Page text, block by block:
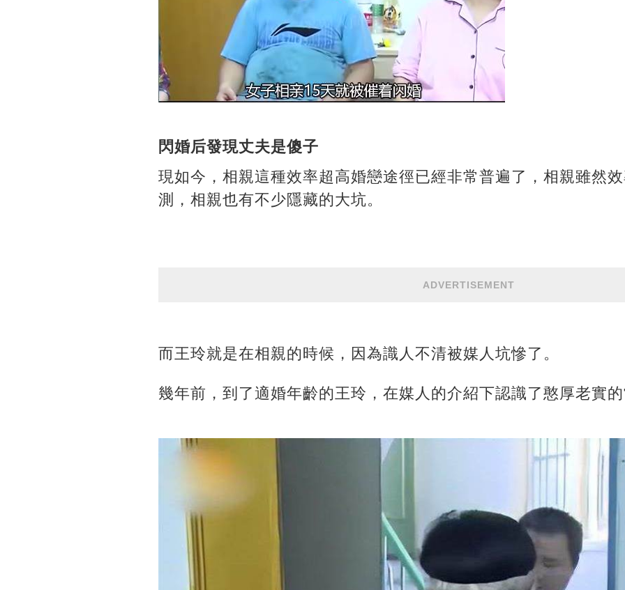
閃婚后發現丈夫是傻子
現如今，相親這種效率超高婚戀途徑已經非常普遍了，相親雖然
測，相親也有不少隱藏的大坑。
ADVERTISEMENT
而王玲就是在相親的時候，因為識人不清被媒人坑慘了。
幾年前，到了適婚年齡的王玲，在媒人的介紹下認識了憨厚老實